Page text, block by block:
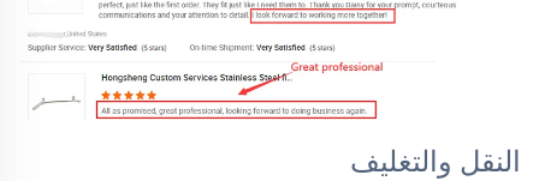
النقل والتغليف